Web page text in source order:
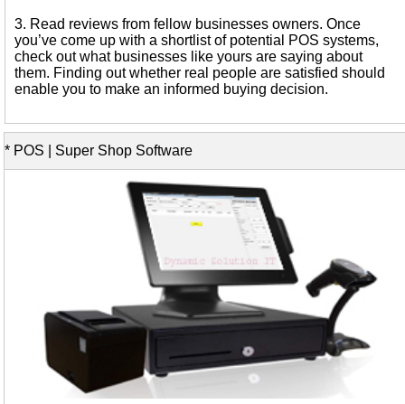
3. Read reviews from fellow businesses owners. Once
you’ve come up with a shortlist of potential POS systems,
check out what businesses like yours are saying about
them. Finding out whether real people are satisfied should
enable you to make an informed buying decision.
* POS | Super Shop Software